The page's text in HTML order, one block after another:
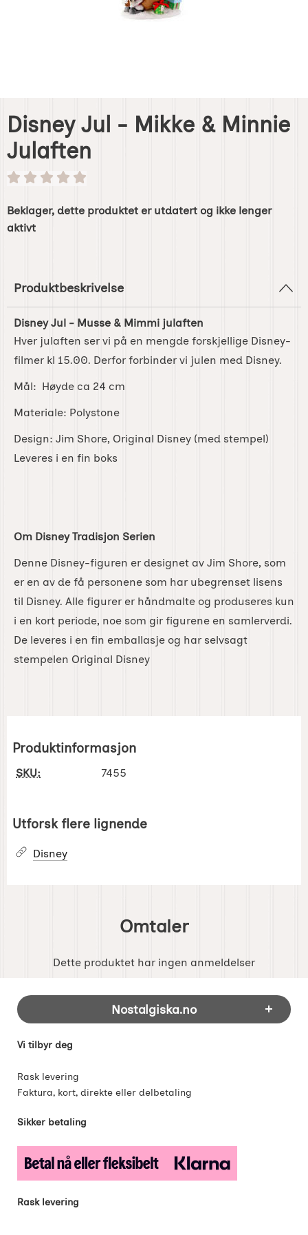
Disney Jul - Mikke & Minnie
Julaften
Beklager, dette produktet er utdatert og ikke lenger
aktivt
Produktbeskrivelse
Disney Jul - Musse & Mimmi julaften
Hver julaften ser vi på en mengde forskjellige Disney-
filmer kl 15.00. Derfor forbinder vi julen med Disney.
Mål: Høyde ca 24 cm
Materiale: Polystone
Design: Jim Shore, Original Disney (med stempel)
Leveres i en fin boks
Om Disney Tradisjon Serien
Denne Disney-figuren er designet av Jim Shore, som
er en av de få personene som har ubegrenset lisens
til Disney. Alle figurer er håndmalte og produseres kun
i en kort periode, noe som gir figurene en samlerverdi.
De leveres i en fin emballasje og har selvsagt
stempelen Original Disney
Produktinformasjon
SKU: 7455
Utforsk flere lignende
Disney
Omtaler
Dette produktet har ingen anmeldelser
Footer-innhold Blandet informasjon og
Nostalgiska.no
Vi tilbyr deg
Rask levering
Faktura, kort, direkte eller delbetaling
Sikker betaling
Rask levering